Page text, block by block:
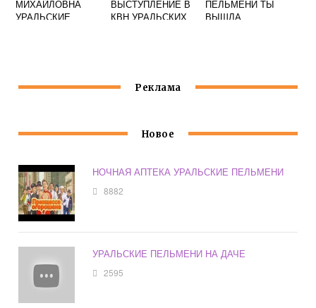
МИХАЙЛОВНА
УРАЛЬСКИЕ
ВЫСТУПЛЕНИЕ В
КВН УРАЛЬСКИХ
ПЕЛЬМЕНИ ТЫ
ВЫШЛА
Реклама
Новое
НОЧНАЯ АПТЕКА УРАЛЬСКИЕ ПЕЛЬМЕНИ
8882
УРАЛЬСКИЕ ПЕЛЬМЕНИ НА ДАЧЕ
2595